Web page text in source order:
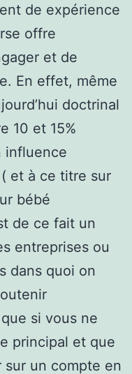
de expérience
offre
et de
En effet, même
doctrinal
10 et 15%
influence
et à ce titre sur
bébé
de ce fait un
entreprises ou
dans quoi on
si vous ne
principal et que
sur un compte en